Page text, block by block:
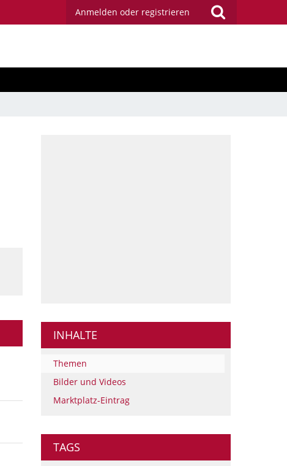
Anmelden oder registrieren
INHALTE
Themen
Bilder und Videos
Marktplatz-Eintrag
TAGS